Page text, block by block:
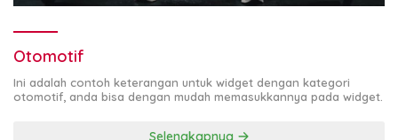
Otomotif
Ini adalah contoh keterangan untuk widget dengan kategori
otomotif, anda bisa dengan mudah memasukkannya pada widget.
Selengkapnya